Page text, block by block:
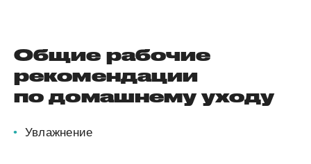
Общие рабочие
рекомендации
по домашнему уходу
Увлажнение